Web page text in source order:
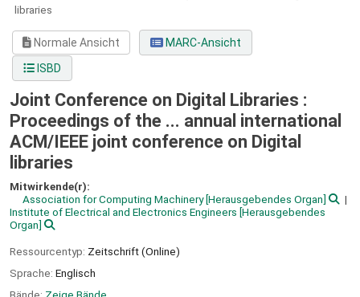
libraries
Normale Ansicht
MARC-Ansicht
ISBD
Joint Conference on Digital Libraries :
Proceedings of the ... annual international
ACM/IEEE joint conference on Digital
libraries
Mitwirkende(r):
Association for Computing Machinery[Herausgebendes Organ]
Institute of Electrical and Electronics Engineers [Herausgebendes
Organ]
Ressourcentyp: Zeitschrift (Online)
Sprache: Englisch
Bände: Zeige Bände